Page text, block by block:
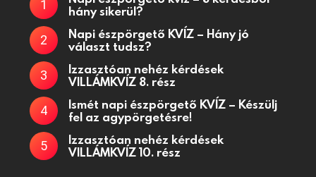
hány sikerül?
Napi észpörgető KVÍZ – Hány jó
választ tudsz?
Izzasztóan nehéz kérdések
VILLÁMKVÍZ 8. rész
Ismét napi észpörgető KVÍZ – Készülj
fel az agypörgetésre!
Izzasztóan nehéz kérdések
VILLÁMKVÍZ 10. rész